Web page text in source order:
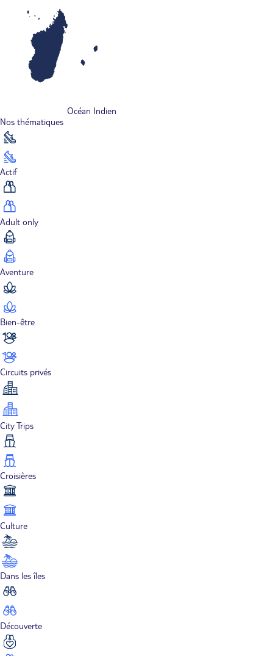
Océan Indien
Nos thématiques
Actif
Adult only
Aventure
Bien-être
Circuits privés
City Trips
Croisières
Culture
Dans les îles
Découverte